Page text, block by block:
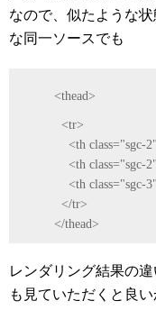
なので、似たような
な同一ソースでも
<thead>
<tr>
<th class="sgc-
<th class="sgc-
<th class="sgc-
</tr>
</thead>
レンダリング結果の
も見ていただくと良い